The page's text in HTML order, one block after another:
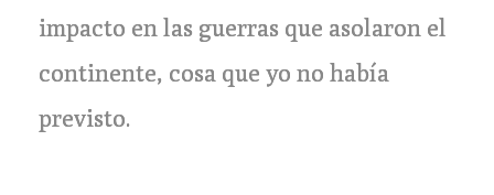
impacto en las guerras que asolaron el
continente, cosa que yo no había
previsto.